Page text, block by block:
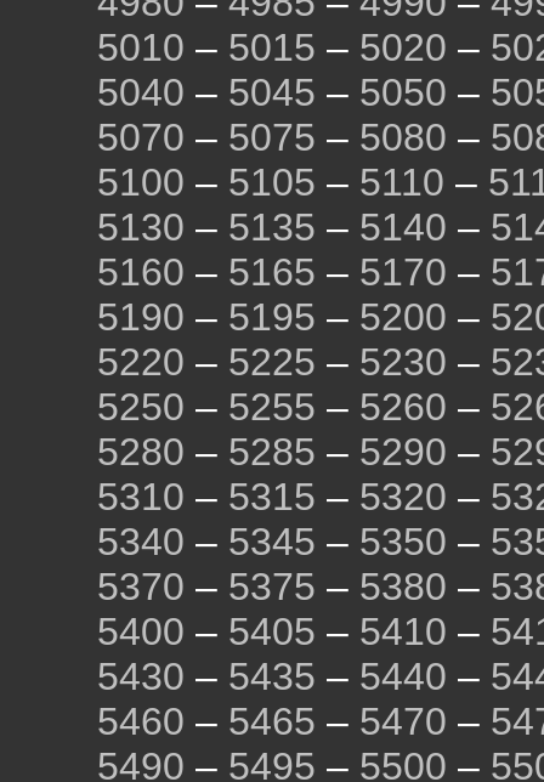
5010 – 5015 – 5020 –
5040 – 5045 – 5050 –
5070 – 5075 – 5080 –
5100 – 5105 – 5110 –
5130 – 5135 – 5140 –
5160 – 5165 – 5170 –
5190 – 5195 – 5200 –
5220 – 5225 – 5230 –
5250 – 5255 – 5260 –
5280 – 5285 – 5290 –
5310 – 5315 – 5320 –
5340 – 5345 – 5350 –
5370 – 5375 – 5380 –
5400 – 5405 – 5410 –
5430 – 5435 – 5440 –
5460 – 5465 – 5470 –
5490 – 5495 – 5500 –